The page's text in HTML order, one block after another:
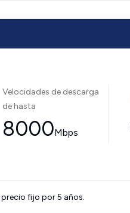
Velocidades de descarga
de hasta
8000Mbps
fijo por 5 años.